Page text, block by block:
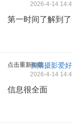
2026-4-14
第一时间了解到了
点击重新加载长阳摄影爱
2026-4-14
信息很全面